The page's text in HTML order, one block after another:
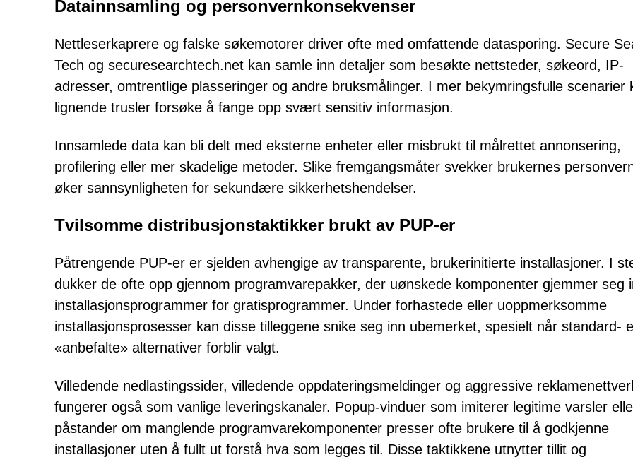
Datainnsamling og personvernkonsekvenser
Nettleserkaprere og falske søkemotorer driver ofte med omfattende datasporing. Secure
Tech og securesearchtech.net kan samle inn detaljer som besøkte nettsteder, søkeord, IP-
adresser, omtrentlige plasseringer og andre bruksmålinger. I mer bekymringsfulle scenarier
lignende trusler forsøke å fange opp svært sensitiv informasjon.
Innsamlede data kan bli delt med eksterne enheter eller misbrukt til målrettet annonsering,
profilering eller mer skadelige metoder. Slike fremgangsmåter svekker brukernes
øker sannsynligheten for sekundære sikkerhetshendelser.
Tvilsomme distribusjonstaktikker brukt av PUP-er
Påtrengende PUP-er er sjelden avhengige av transparente, brukerinitierte installasjoner. I
dukker de ofte opp gjennom programvarepakker, der uønskede komponenter gjemmer seg
installasjonsprogrammer for gratisprogrammer. Under forhastede eller uoppmerksomme
installasjonsprosesser kan disse tilleggene snike seg inn ubemerket, spesielt når standard-
«anbefalte» alternativer forblir valgt.
Villedende nedlastingssider, villedende oppdateringsmeldinger og aggressive
fungerer også som vanlige leveringskanaler. Popup-vinduer som imiterer legitime varsler
påstander om manglende programvarekomponenter presser ofte brukere til å godkjenne
installasjoner uten å fullt ut forstå hva som legges til. Disse taktikkene utnytter tillit og